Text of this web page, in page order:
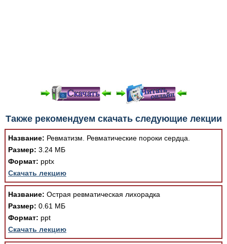
При просмотре в режиме "Читать онлайн" возможны
различные ошибки отображения документа в результате
отсутствия поддержки Вашим браузером шрифтов и
изменения размеров исходных шаблонов. При
скачивании документа данная ошибка устраняется Вашим
программным обеспечением автоматически.
Также рекомендуем скачать следующие лекции
Название: Ревматизм. Ревматические пороки сердца.
Размер: 3.24 МБ
Формат: pptx
Скачать лекцию
Название: Острая ревматическая лихорадка
Размер: 0.61 МБ
Формат: ppt
Скачать лекцию